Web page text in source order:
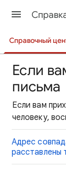
Справочный
Если
письма
Если вам
человеку,
Адрес
расставлены